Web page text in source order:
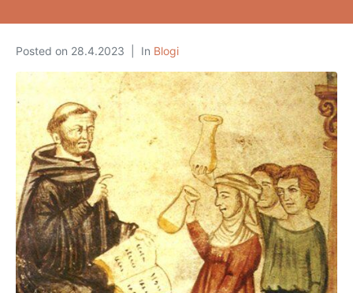
Posted on 28.4.2023 In Blogi